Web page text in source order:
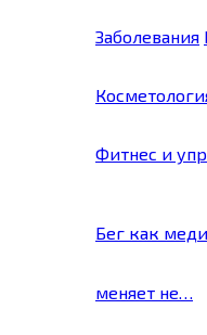
Заболевания
Фитнес и
Бег как
меняет не…